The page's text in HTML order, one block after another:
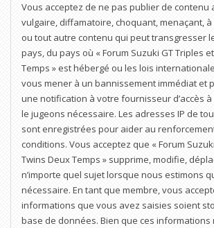
Vous acceptez de ne pas publier de contenu
vulgaire, diffamatoire, choquant, menaçant,
ou tout autre contenu qui peut transgresser
pays, du pays où « Forum Suzuki GT Triples
Temps » est hébergé ou les lois
vous mener à un bannissement immédiat et
une notification à votre fournisseur d’accès
le jugeons nécessaire. Les adresses IP de
sont enregistrées pour aider au
conditions. Vous acceptez que « Forum
Twins Deux Temps » supprime, modifie,
n’importe quel sujet lorsque nous estimons
nécessaire. En tant que membre, vous
informations que vous avez saisies soient
base de données. Bien que ces informations